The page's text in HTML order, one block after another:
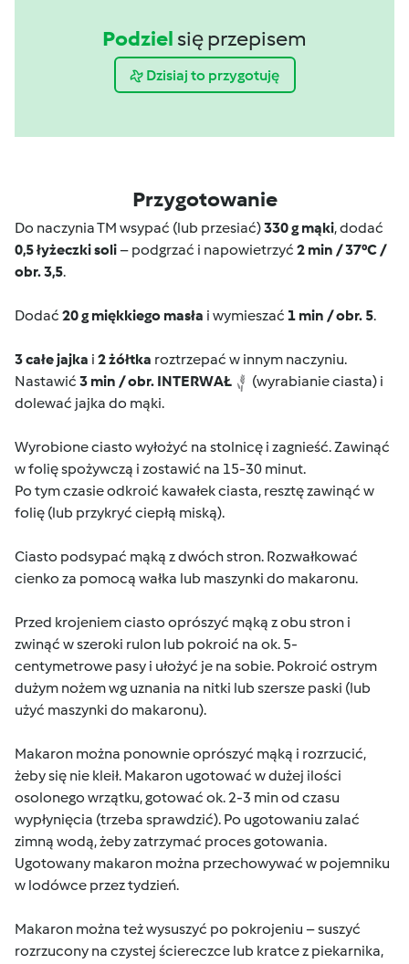
Podziel się przepisem
Dzisiaj to przygotuję
Przygotowanie
Do naczynia TM wsypać (lub przesiać)330 g mąki, dodać
0,5 łyżeczki soli– podgrzać i napowietrzyć 2 min / 37⁰C /
obr. 3,5.
Dodać 20 g miękkiego masła i wymieszać 1 min / obr. 5.
3 całe jajka i 2 żółtka roztrzepać w innym naczyniu.
Nastawić 3 min / obr. INTERWAŁ
(wyrabianie ciasta) i
dolewać jajka do mąki.
Wyrobione ciasto wyłożyć na stolnicę i zagnieść. Zawinąć
w folię spożywczą i zostawić na 15-30 minut.
Po tym czasie odkroić kawałek ciasta, resztę zawinąć w
folię (lub przykryć ciepłą miską).
Ciasto podsypać mąką z dwóch stron. Rozwałkować
cienko za pomocą wałka lub maszynki do makaronu.
Przed krojeniem ciasto oprószyć mąką z obu stron i
zwinąć w szeroki rulon lub pokroić na ok. 5-
centymetrowe pasy i ułożyć je na sobie. Pokroić ostrym
dużym nożem wg uznania na nitki lub szersze paski (lub
użyć maszynki do makaronu).
Makaron można ponownie oprószyć mąką i rozrzucić,
żeby się nie kleił. Makaron ugotować w dużej ilości
osolonego wrzątku, gotować ok. 2-3 min od czasu
wypłynięcia (trzeba sprawdzić). Po ugotowaniu zalać
zimną wodą, żeby zatrzymać proces gotowania.
Ugotowany makaron można przechowywać w pojemniku
w lodówce przez tydzień.
Makaron można też wysuszyć po pokrojeniu – suszyć
rozrzucony na czystej ściereczce lub kratce z piekarnika,